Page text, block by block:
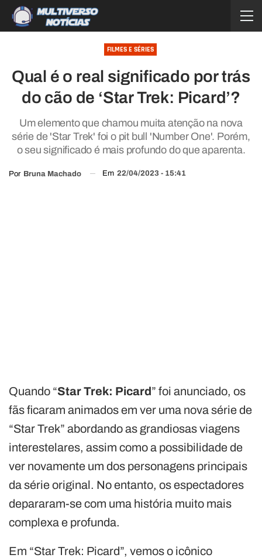
FILMES E SÉRIES
Qual é o real significado por trás
do cão de ‘Star Trek: Picard’?
Um elemento que chamou muita atenção na nova
série de 'Star Trek' foi o pit bull 'Number One'. Porém,
o seu significado é mais profundo do que aparenta.
Por Bruna Machado Em 22/04/2023 - 15:41
Quando “Star Trek: Picard” foi anunciado, os
fãs ficaram animados em ver uma nova série de
“Star Trek” abordando as grandiosas viagens
interestelares, assim como a possibilidade de
ver novamente um dos personagens principais
da série original. No entanto, os espectadores
depararam-se com uma história muito mais
complexa e profunda.
Em “Star Trek: Picard”, vemos o icônico